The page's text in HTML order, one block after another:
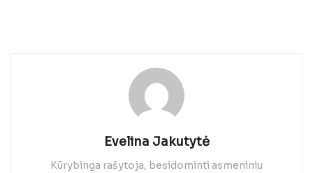
Evelina Jakutytė
Kūrybinga rašytoja, besidominti asmeniniu